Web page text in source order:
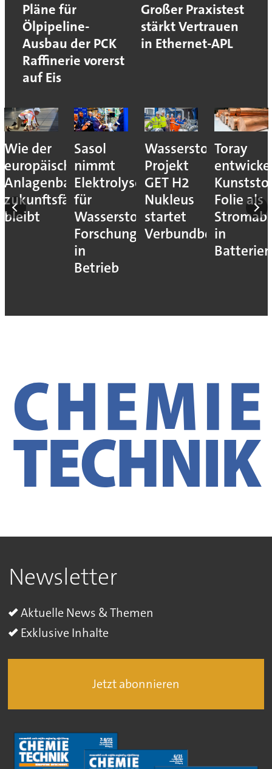
Pläne für
Ölpipeline-
Ausbau der PCK
Raffinerie vorerst
auf Eis
Großer Praxistest
stärkt Vertrauen
in Ethernet-APL
Wie der
europäische
Anlagenbau
zukunftsfähig
bleibt
Sasol
nimmt
Elektrolyseur
für
Wasserstoff-
Forschung
in
Betrieb
Wasserstoff-
Projekt
GET H2
Nukleus
startet
Verbundbetrieb
Toray
Folie als
in
Batterien
Newsletter
Aktuelle News & Themen
Exklusive Inhalte
Jetzt abonnieren